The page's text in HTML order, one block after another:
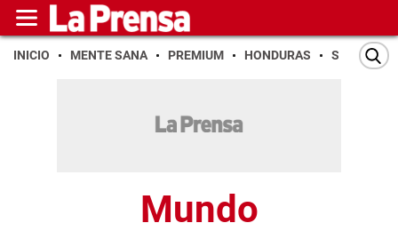
INICIO MENTE SANA PREMIUM HONDURAS SAN PEDRO
Mundo